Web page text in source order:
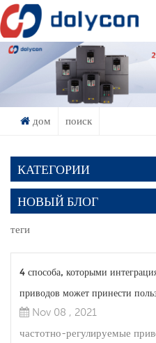
Что Ты
дом поиск
КАТЕГОРИИ
НОВЫЙ БЛОГ
теги
4 способа, которыми
приводов может принести
Nov 08 , 2021
частотно-регулируемые